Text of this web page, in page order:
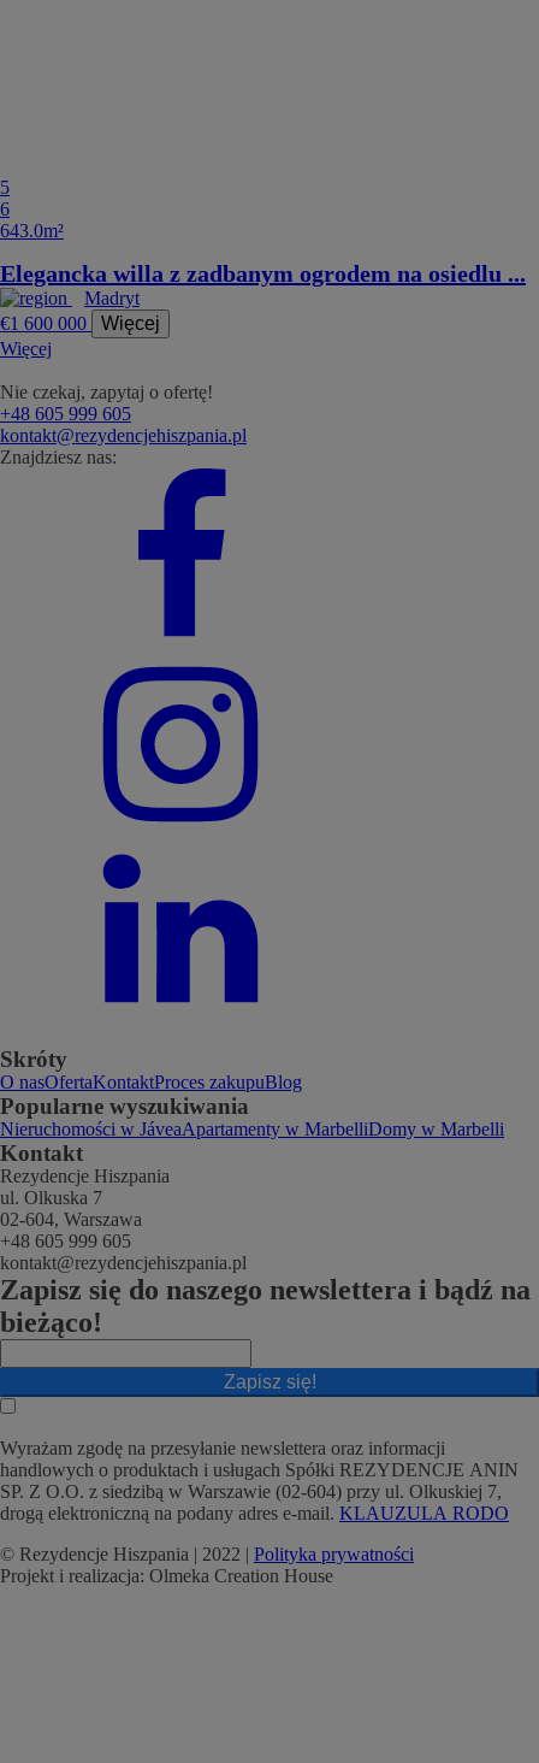
5
6
643.0m²
Elegancka willa z zadbanym ogrodem na osiedlu ...
Madryt
€1 600 000
Więcej
Więcej
Nie czekaj, zapytaj o ofertę!
+48 605 999 605
kontakt@rezydencjehiszpania.pl
Znajdziesz nas:
Skróty
O nasOfertaKontaktProces zakupuBlog
Popularne wyszukiwania
Nieruchomości w JáveaApartamenty w MarbelliDomy w Marbelli
Kontakt
Rezydencje Hiszpania
ul. Olkuska 7
02-604, Warszawa
+48 605 999 605
kontakt@rezydencjehiszpania.pl
Zapisz się do naszego newslettera i bądź na
bieżąco!
Zapisz się!
Wyrażam zgodę na przesyłanie newslettera oraz informacji
handlowych o produktach i usługach Spółki REZYDENCJE ANIN
SP. Z O.O. z siedzibą w Warszawie (02-604) przy ul. Olkuskiej 7,
drogą elektroniczną na podany adres e-mail. KLAUZULA RODO
© Rezydencje Hiszpania | 2022 | Polityka prywatności
Projekt i realizacja: Olmeka Creation House